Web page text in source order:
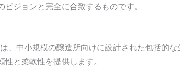
ジョンと完全に合致するものです。
は、中小規模の醸造所向けに設計された包括的
と柔軟性を提供します。